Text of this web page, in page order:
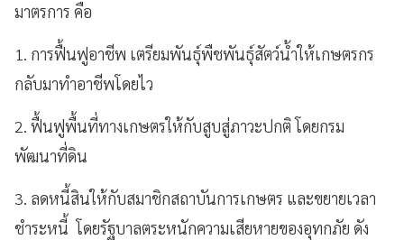
มาตรการ คือ
1. การฟื้นฟูอาชีพ เตรียมพันธุ์พืชพันธุ์สัตว์น้ำให้เกษตรกร
กลับมาทำอาชีพโดยไว
2. ฟื้นฟูพื้นที่ทางเกษตรให้กับสูบสู่ภาวะปกติ โดยกรม
พัฒนาที่ดิน
3. ลดหนี้สินให้กับสมาชิกสถาบันการเกษตร และขยายเวลา
ชำระหนี้ โดยรัฐบาลตระหนักความเสียหายของอุทกภัย ดัง